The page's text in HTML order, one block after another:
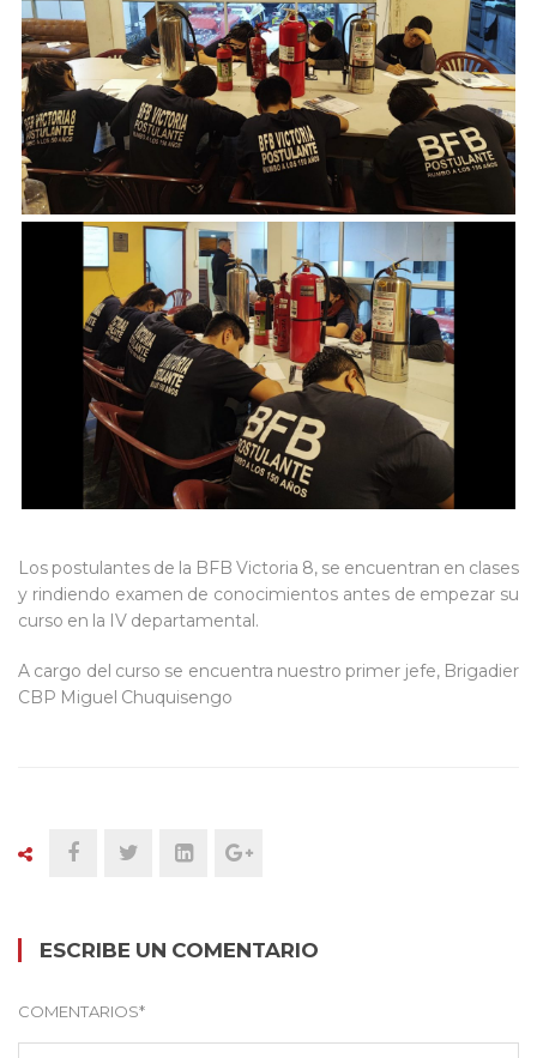
Los postulantes de la BFB Victoria 8, se encuentran en clases
y rindiendo examen de conocimientos antes de empezar su
curso en la IV departamental.
A cargo del curso se encuentra nuestro primer jefe, Brigadier
CBP Miguel Chuquisengo
ESCRIBE UN COMENTARIO
COMENTARIOS*